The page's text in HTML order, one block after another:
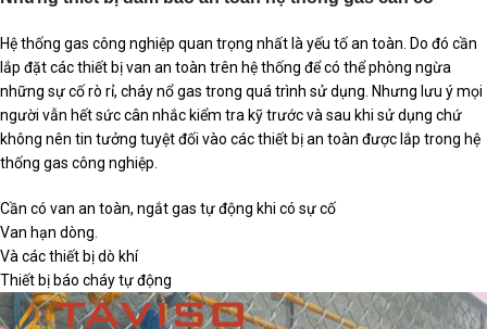
Hệ thống gas công nghiệp quan trọng nhất là yếu tố an toàn. Do đó cần
lắp đặt các thiết bị van an toàn trên hệ thống để có thể phòng ngừa
những sự cố rò rỉ, cháy nổ gas trong quá trình sử dụng. Nhưng lưu ý mọi
người vẫn hết sức cân nhắc kiểm tra kỹ trước và sau khi sử dụng chứ
không nên tin tưởng tuyệt đối vào các thiết bị an toàn được lắp trong hệ
thống gas công nghiệp.
Cần có van an toàn, ngắt gas tự động khi có sự cố
Van hạn dòng.
Và các thiết bị dò khí
Thiết bị báo cháy tự động